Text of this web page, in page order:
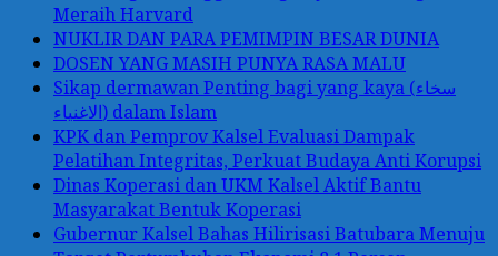
Meraih Harvard
NUKLIR DAN PARA PEMIMPIN BESAR DUNIA
DOSEN YANG MASIH PUNYA RASA MALU
Sikap dermawan Penting bagi yang kaya (سخاء
الاغنياء) dalam Islam
KPK dan Pemprov Kalsel Evaluasi Dampak
Pelatihan Integritas, Perkuat Budaya Anti Korupsi
Dinas Koperasi dan UKM Kalsel Aktif Bantu
Masyarakat Bentuk Koperasi
Gubernur Kalsel Bahas Hilirisasi Batubara Menuju